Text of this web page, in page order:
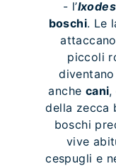
- l’
boschi. Le
piccoli
anche cani,
della zecca
boschi
vive
cespugli e